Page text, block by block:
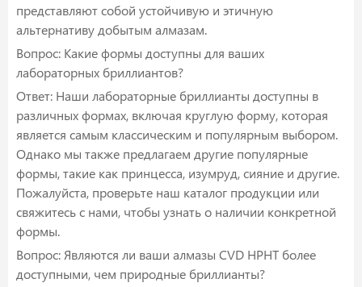
представляют собой устойчивую и этичную
альтернативу добытым алмазам.
Вопрос: Какие формы доступны для ваших
лабораторных бриллиантов?
Ответ: Наши лабораторные бриллианты доступны в
различных формах, включая круглую форму, которая
является самым классическим и популярным выбором.
Однако мы также предлагаем другие популярные
формы, такие как принцесса, изумруд, сияние и другие.
Пожалуйста, проверьте наш каталог продукции или
свяжитесь с нами, чтобы узнать о наличии конкретной
формы.
Вопрос: Являются ли ваши алмазы CVD HPHT более
доступными, чем природные бриллианты?